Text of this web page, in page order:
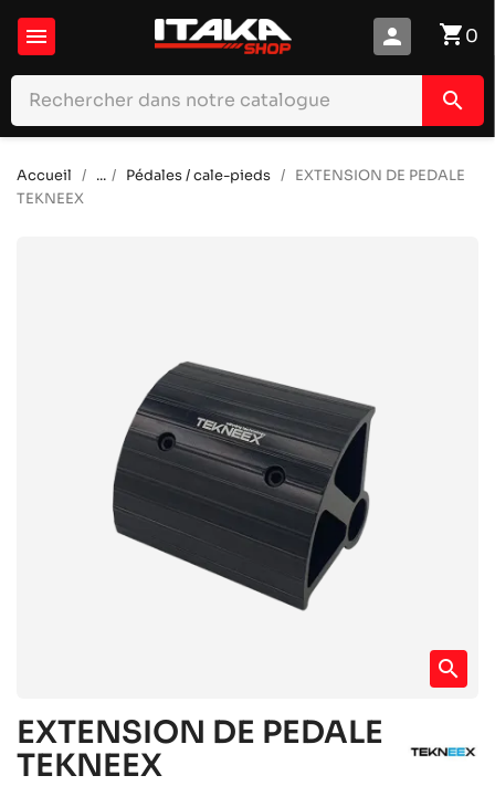
 shopping_cart0
person
search
Accueil ... Pédales / cale-pieds
EXTENSION DE PEDALE
TEKNEEX
search
EXTENSION DE PEDALE
TEKNEEX